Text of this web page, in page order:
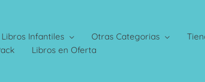
Libros Infantiles Otras Categorias
Libros en Oferta